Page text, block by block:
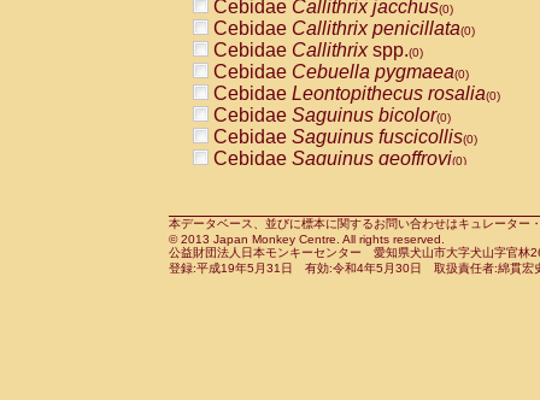
PitheciidaePithecia monachus
PitheciidaePithecia pithecia(0)
CercopithecidaeCercocebus agilis
CercopithecidaeCercocebus
CercopithecidaeCercocebus
CercopithecidaeCercocebus
CercopithecidaeCercocebus
CercopithecidaeCercocebushybrid
CercopithecidaePapio anubis(0)
CercopithecidaePapio cynocephalus
CercopithecidaePapio hamadryas(0)
Cebidae Callithrix jacchus(0)
Cebidae Callithrix penicillata(0)
Cebidae Callithrixspp.(0)
Cebidae Cebuella pygmaea(0)
Cebidae Leontopithecus rosalia(0)
Cebidae Saguinus bicolor(0)
Cebidae Saguinus fuscicollis(0)
Cebidae Saguinus geoffroyi(0)
CebidaeSaguinus leucopus(0)
CebidaeSaguinus midas(0)
Cebidae Saguinus mystax(0)
本データベース、並びに標本に関するお問い合わせはキュレータ
© 2013 Japan Monkey Centre. All rights reserved.
公益財団法人日本モンキーセンター 愛知県犬山市大字犬山字官
登録:平成19年5月31日 有効:令和4年5月30日 取扱責任者:綿貫宏